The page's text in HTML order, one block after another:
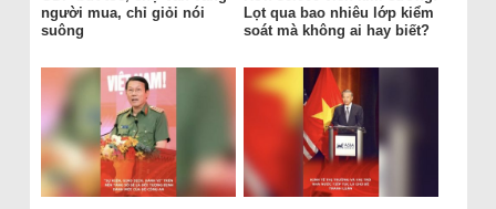
người mua, chỉ giỏi nói
suông
Lọt qua bao nhiêu lớp kiểm
soát mà không ai hay biết?